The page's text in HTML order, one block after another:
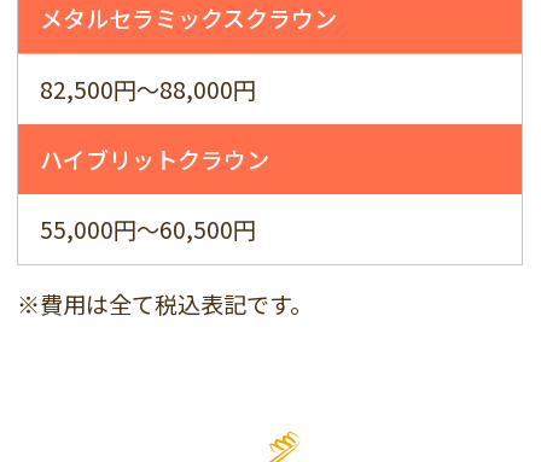
メタルセラミックスクラウン
82,500円～88,000円
ハイブリットクラウン
55,000円～60,500円
※費用は全て税込表記です。